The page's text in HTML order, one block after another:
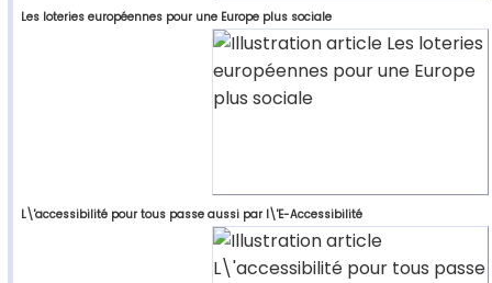
Les loteries européennes pour une Europe plus sociale
L\'accessibilité pour tous passe aussi par l\'E-Accessibilité